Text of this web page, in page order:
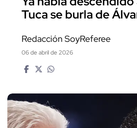
Tuca se burla de
Redacción SoyReferee
06 de abril de 2026